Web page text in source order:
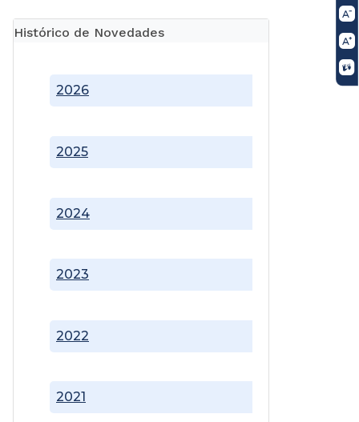
Histórico de Novedades
2021
2022
2023
2024
2025
2026